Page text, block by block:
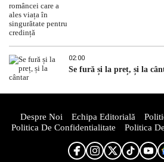
02:00
Se fură și la preț, și la
Despre Noi Echipa Editorială
Politica De Confidentialitate
Politica